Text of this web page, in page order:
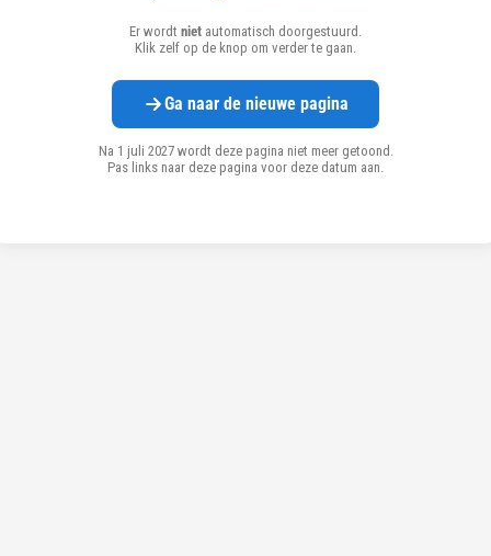
Er wordt niet automatisch doorgestuurd.
Klik zelf op de knop om verder te gaan.
Ga naar de nieuwe pagina
Na 1 juli 2027 wordt deze pagina niet meer getoond.
Pas links naar deze pagina voor deze datum aan.